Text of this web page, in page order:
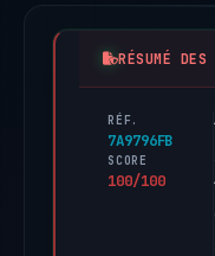
RÉSUMÉ DES
RÉF.
7A9796FB
SCORE
100/100